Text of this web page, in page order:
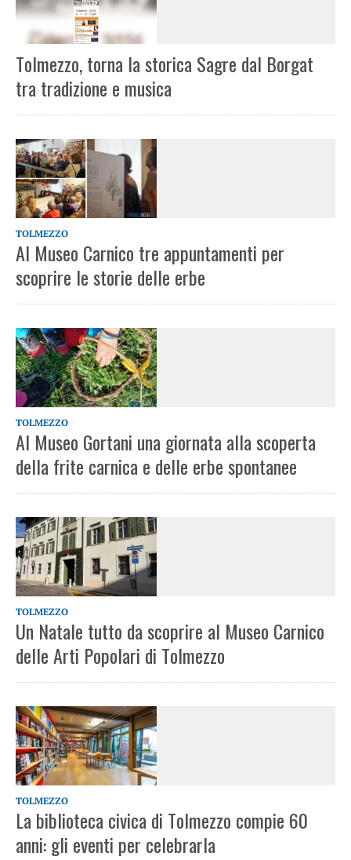
Tolmezzo, torna la storica Sagre dal Borgat
tra tradizione e musica
TOLMEZZO
Al Museo Carnico tre appuntamenti per
scoprire le storie delle erbe
TOLMEZZO
Al Museo Gortani una giornata alla scoperta
della frite carnica e delle erbe spontanee
TOLMEZZO
Un Natale tutto da scoprire al Museo Carnico
delle Arti Popolari di Tolmezzo
TOLMEZZO
La biblioteca civica di Tolmezzo compie 60
anni: gli eventi per celebrarla